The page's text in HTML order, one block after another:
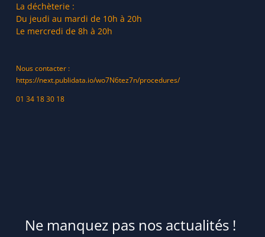
La déchèterie :
Du jeudi au mardi de 10h à 20h
Le mercredi de 8h à 20h
Nous contacter :
https://next.publidata.io/wo7N6tez7n/procedures/
01 34 18 30 18
Ne manquez pas nos actualités !